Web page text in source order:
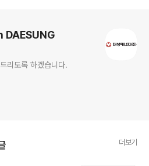
DAESUNG
리도록 하겠습니다.
더보기